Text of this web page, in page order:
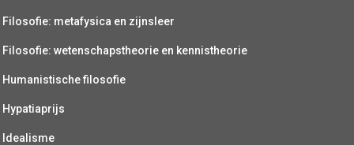
Filosofie: metafysica en zijnsleer
Filosofie: wetenschapstheorie en kennistheorie
Humanistische filosofie
Hypatiaprijs
Idealisme